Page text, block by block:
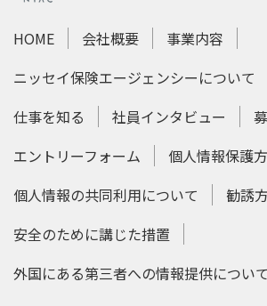
HOME 会社概要
事業内容
ニッセイ保険エージェンシーについて
仕事を知る
社員インタビュー
エントリーフォーム
個人情報保護
個人情報の共同利用について
勧誘
安全のために講じた措置
外国にある第三者への情報提供について